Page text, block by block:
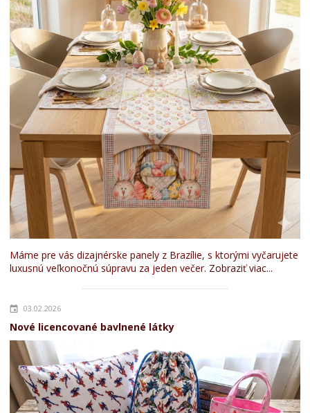
Máme pre vás dizajnérske panely z Brazílie, s ktorými vyčarujete
luxusnú veľkonočnú súpravu za jeden večer. Zobraziť viac...
03.02.2026
Nové licencované bavlnené látky